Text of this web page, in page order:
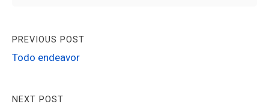
Post
navigation
PREVIOUS POST
Todo endeavor
NEXT POST